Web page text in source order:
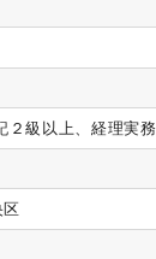
付随する業務
２級以上、経理実
務経験
区